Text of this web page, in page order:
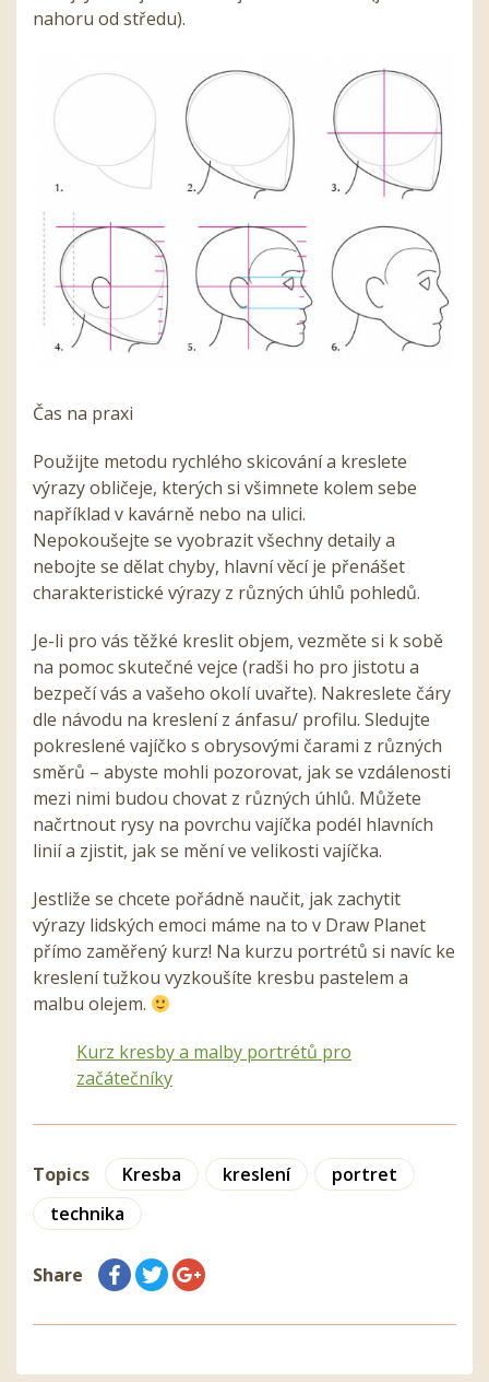
nahoru od středu).
Čas na praxi
Použijte metodu rychlého skicování a kreslete
výrazy obličeje, kterých si všimnete kolem sebe
například v kavárně nebo na ulici.
Nepokoušejte se vyobrazit všechny detaily a
nebojte se dělat chyby, hlavní věcí je přenášet
charakteristické výrazy z různých úhlů pohledů.
Je-li pro vás těžké kreslit objem, vezměte si k sobě
na pomoc skutečné vejce (radši ho pro jistotu a
bezpečí vás a vašeho okolí uvařte). Nakreslete čáry
dle návodu na kreslení z ánfasu/ profilu. Sledujte
pokreslené vajíčko s obrysovými čarami z různých
směrů – abyste mohli pozorovat, jak se vzdálenosti
mezi nimi budou chovat z různých úhlů. Můžete
načrtnout rysy na povrchu vajíčka podél hlavních
linií a zjistit, jak se mění ve velikosti vajíčka.
Jestliže se chcete pořádně naučit, jak zachytit
výrazy lidských emoci máme na to v Draw Planet
přímo zaměřený kurz! Na kurzu portrétů si navíc ke
kreslení tužkou vyzkoušíte kresbu pastelem a
malbu olejem.
Kurz kresby a malby portrétů pro
začátečníky
Topics Kresba kreslení
portret
technika
Share